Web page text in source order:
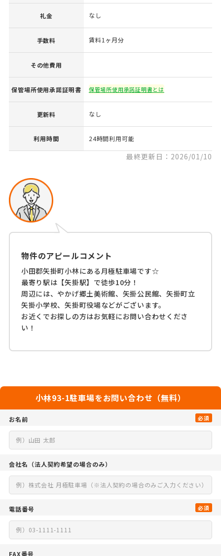
礼金 なし
手数料 賃料1ヶ月分
その他費用
保管場所使用承諾証明書 保管場所使用承諾証明書とは
更新料 なし
利用時間 24時間利用可能
最終更新日：2026/01/10
物件のアピールコメント
小田郡矢掛町小林にある月極駐車場です☆
最寄り駅は【矢掛駅】で徒歩10分！
周辺には、やかげ郷土美術館、矢掛公民館、矢掛町立
矢掛小学校、矢掛町役場などがございます。
お近くでお探しの方はお気軽にお問い合わせくださ
い！
小林93-1駐車場をお問い合わせ（無料）
お名前 必須
会社名 （法人契約希望の場合のみ）
電話番号 必須
FAX番号